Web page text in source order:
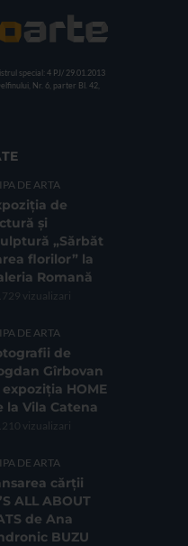
special: 4 PJ/ 29.01.2013
Nr. 6, parter Bl. 42,
DE ARTA
de
și
„Sărbăt
florilor” la
Romană
vizualizari
DE ARTA
de
Gîrbovan
HOME
la Vila Catena
vizualizari
DE ARTA
cărții
ALL ABOUT
de Ana
BUZU